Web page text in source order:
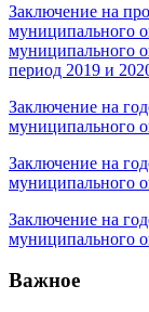
Заключение на
муниципального
муниципального
период 2019 и
Заключение на
муниципального
Заключение на
муниципального
Заключение на
муниципального
Важное